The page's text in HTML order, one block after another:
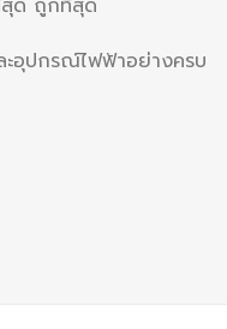
สุด ถูกที่สุด
ะอุปกรณ์ไฟฟ้าอย่างครบ